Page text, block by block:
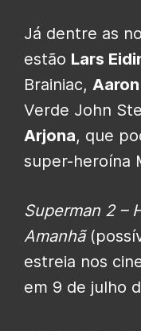
Já dentre as
estão Lars
Brainiac,
Verde John
Arjona, que
super-heroína
Superman 2 –
Amanhã
estreia nos
em 9 de julho